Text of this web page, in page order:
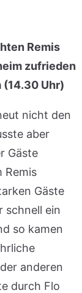
Remis
zufrieden
(14.30 Uhr)
nicht den
aber
Gäste
Remis
Gäste
schnell ein
so kamen
anderen
durch Flo